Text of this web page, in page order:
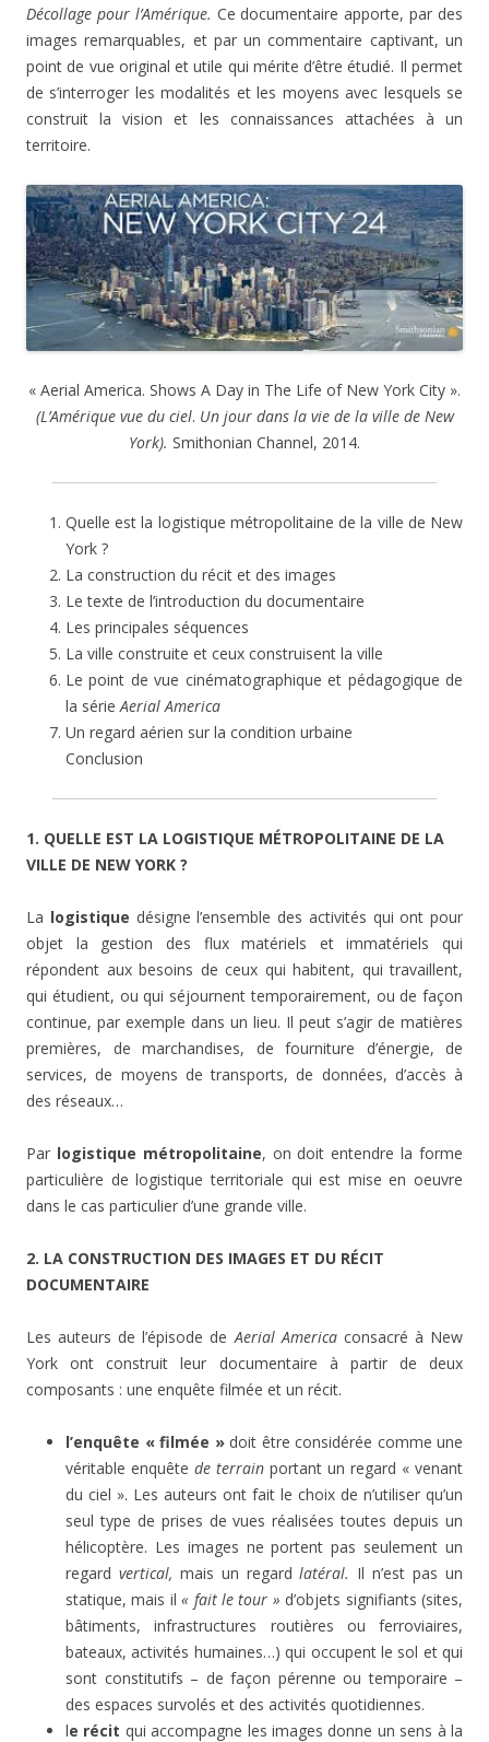
Décollage pour l’Amérique. Ce documentaire apporte, par des
images remarquables, et par un commentaire captivant, un
point de vue original et utile qui mérite d’être étudié. Il permet
de s’interroger les modalités et les moyens avec lesquels se
construit la vision et les connaissances attachées à un
territoire.
« Aerial America. Shows A Day in The Life of New York City ».
(L’Amérique vue du ciel. Un jour dans la vie de la ville de New
York). Smithonian Channel, 2014.
Quelle est la logistique métropolitaine de la ville de New
York ?
La construction du récit et des images
Le texte de l’introduction du documentaire
Les principales séquences
La ville construite et ceux construisent la ville
Le point de vue cinématographique et pédagogique de
la série Aerial America
Un regard aérien sur la condition urbaine
Conclusion
1. QUELLE EST LA LOGISTIQUE MÉTROPOLITAINE DE LA
VILLE DE NEW YORK ?
La logistique désigne l’ensemble des activités qui ont pour
objet la gestion des flux matériels et immatériels qui
répondent aux besoins de ceux qui habitent, qui travaillent,
qui étudient, ou qui séjournent temporairement, ou de façon
continue, par exemple dans un lieu. Il peut s’agir de matières
premières, de marchandises, de fourniture d’énergie, de
services, de moyens de transports, de données, d’accès à
des réseaux…
Par logistique métropolitaine, on doit entendre la forme
particulière de logistique territoriale qui est mise en oeuvre
dans le cas particulier d’une grande ville.
2. LA CONSTRUCTION DES IMAGES ET DU RÉCIT
DOCUMENTAIRE
Les auteurs de l’épisode de Aerial Americaconsacré à New
York ont construit leur documentaire à partir de deux
composants : une enquête filmée et un récit.
l’enquête « filmée »doit être considérée comme une
véritable enquête de terrain portant un regard « venant
du ciel ». Les auteurs ont fait le choix de n’utiliser qu’un
seul type de prises de vues réalisées toutes depuis un
hélicoptère. Les images ne portent pas seulement un
regard vertical, mais un regardlatéral. Il n’est pas un
statique, mais il« fait le tour » d’objets signifiants (sites,
bâtiments, infrastructures routières ou ferroviaires,
bateaux, activités humaines…) qui occupent le sol et qui
sont constitutifs – de façon pérenne ou temporaire –
des espaces survolés et des activités quotidiennes.
le récit qui accompagne les images donne un sens à la